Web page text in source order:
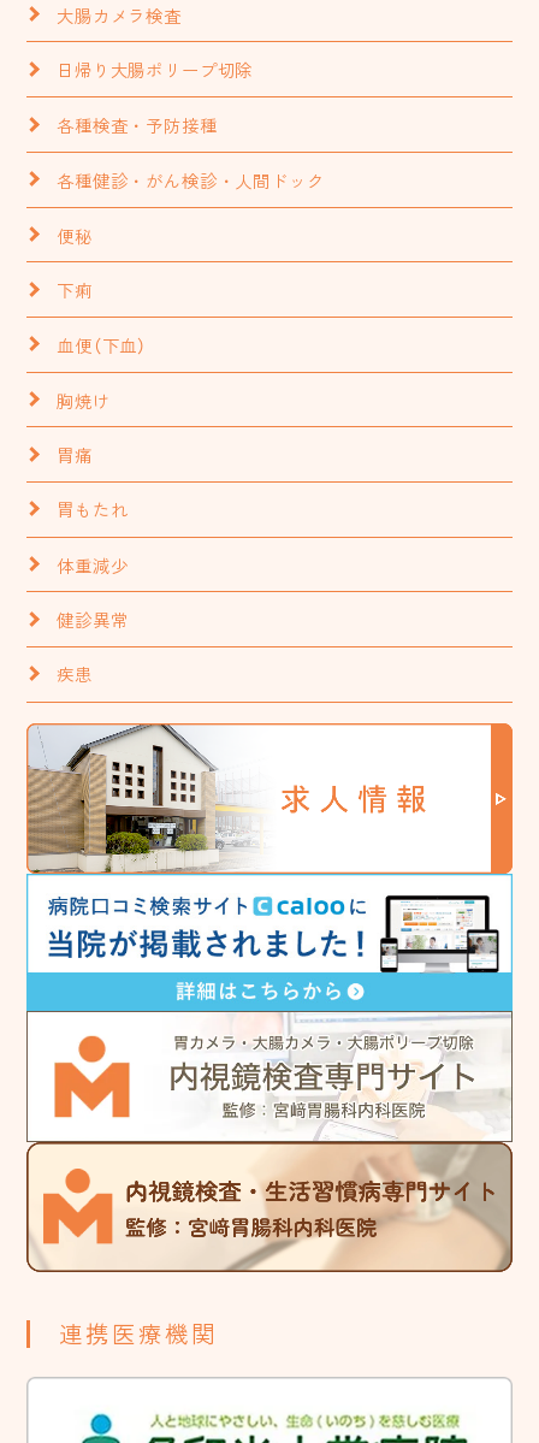
連携医療機関
大腸カメラ検査
日帰り大腸ポリープ切除
各種検査・予防接種
各種健診・がん検診・人間ドック
便秘
下痢
血便（下血）
胸焼け
胃痛
胃もたれ
体重減少
健診異常
疾患